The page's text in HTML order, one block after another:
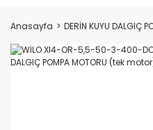
Anasayfa DERİN KUYU DALGIÇ